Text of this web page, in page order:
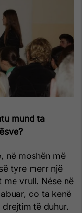
mund ta
në moshën më
tyre merr një
vrull. Nëse në
do ta kenë
drejtim të duhur.